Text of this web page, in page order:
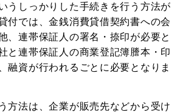
うしっかりした手続きを行う方法が
付では、金銭消費貸借契約書への会
、連帯保証人の署名・捺印が必要と
と連帯保証人の商業登記簿謄本・印
融資が行われるごとに必要となりま
方法は、企業が販売先などから受け